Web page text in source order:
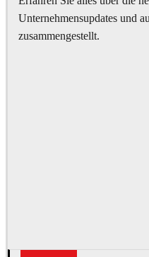
Unternehmensupdates und
zusammengestellt.